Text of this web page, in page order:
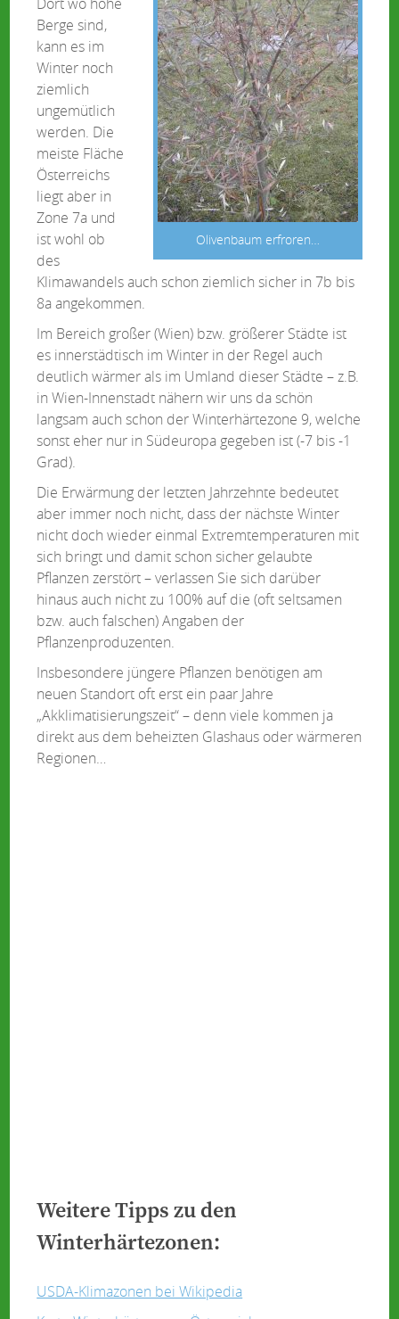
Olivenbaum erfroren…
Berge sind,
kann es im
Winter noch
ziemlich
ungemütlich
werden. Die
meiste Fläche
Österreichs
liegt aber in
Zone 7a und
ist wohl ob
des
Klimawandels auch schon ziemlich sicher in 7b bis
8a angekommen.
Im Bereich großer (Wien) bzw. größerer Städte ist
es innerstädtisch im Winter in der Regel auch
deutlich wärmer als im Umland dieser Städte – z.B.
in Wien-Innenstadt nähern wir uns da schön
langsam auch schon der Winterhärtezone 9, welche
sonst eher nur in Südeuropa gegeben ist (-7 bis -1
Grad).
Die Erwärmung der letzten Jahrzehnte bedeutet
aber immer noch nicht, dass der nächste Winter
nicht doch wieder einmal Extremtemperaturen mit
sich bringt und damit schon sicher gelaubte
Pflanzen zerstört – verlassen Sie sich darüber
hinaus auch nicht zu 100% auf die (oft seltsamen
bzw. auch falschen) Angaben der
Pflanzenproduzenten.
Insbesondere jüngere Pflanzen benötigen am
neuen Standort oft erst ein paar Jahre
„Akklimatisierungszeit“ – denn viele kommen ja
direkt aus dem beheizten Glashaus oder wärmeren
Regionen…
Weitere Tipps zu den
Winterhärtezonen:
USDA-Klimazonen bei Wikipedia